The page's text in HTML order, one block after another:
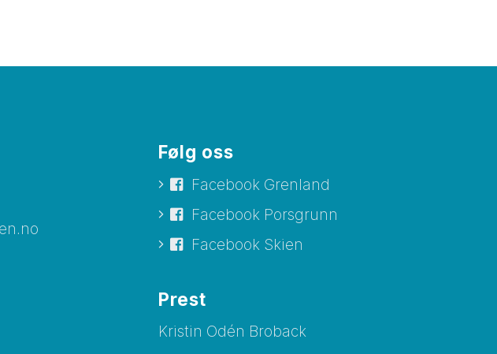
Følg oss
Facebook Grenland
Facebook Porsgrunn
Facebook Skien
Prest
Kristin Odén Broback